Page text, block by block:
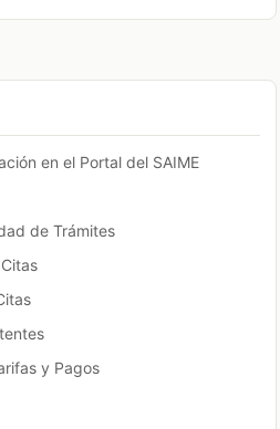
en el Portal del SAIME
de Trámites
y Pagos